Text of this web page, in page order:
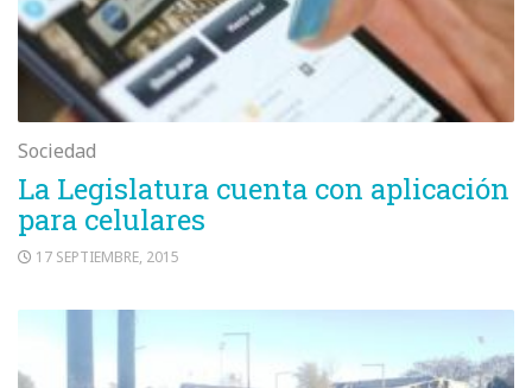
Sociedad
La Legislatura cuenta con aplicación
para celulares
17 SEPTIEMBRE, 2015